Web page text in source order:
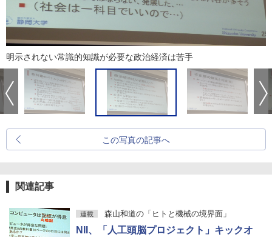
明示されない常識的知識が必要な政治経済は苦手
この写真の記事へ
関連記事
連載 森山和道の「ヒトと機械の境界面」
NII、「人工頭脳プロジェクト」キックオ